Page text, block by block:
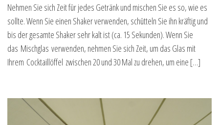
Nehmen Sie sich Zeit für jedes Getränk und mischen Sie es so, wie es
sollte. Wenn Sie einen Shaker verwenden, schütteln Sie ihn kräftig und
bis der gesamte Shaker sehr kalt ist (ca. 15 Sekunden). Wenn Sie
das Mischglas verwenden, nehmen Sie sich Zeit, um das Glas mit
Ihrem Cocktaillöffel zwischen 20 und 30 Mal zu drehen, um eine […]